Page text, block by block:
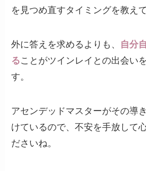
を見つめ直すタイミングを教え
外に答えを求めるよりも、 自分
ることがツインレイとの出会い
す。
アセンデッドマスターがその導
けているので、不安を手放して
ださいね。